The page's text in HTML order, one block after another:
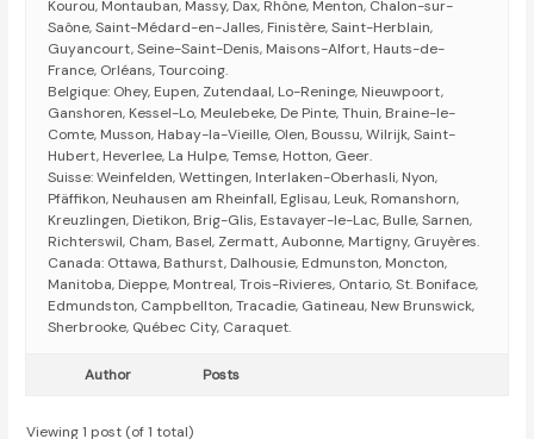
Kourou, Montauban, Massy, Dax, Rhône, Menton, Chalon-sur-
Saône, Saint-Médard-en-Jalles, Finistère, Saint-Herblain,
Guyancourt, Seine-Saint-Denis, Maisons-Alfort, Hauts-de-
France, Orléans, Tourcoing.
Belgique: Ohey, Eupen, Zutendaal, Lo-Reninge, Nieuwpoort,
Ganshoren, Kessel-Lo, Meulebeke, De Pinte, Thuin, Braine-le-
Comte, Musson, Habay-la-Vieille, Olen, Boussu, Wilrijk, Saint-
Hubert, Heverlee, La Hulpe, Temse, Hotton, Geer.
Suisse: Weinfelden, Wettingen, Interlaken-Oberhasli, Nyon,
Pfäffikon, Neuhausen am Rheinfall, Eglisau, Leuk, Romanshorn,
Kreuzlingen, Dietikon, Brig-Glis, Estavayer-le-Lac, Bulle, Sarnen,
Richterswil, Cham, Basel, Zermatt, Aubonne, Martigny, Gruyères.
Canada: Ottawa, Bathurst, Dalhousie, Edmunston, Moncton,
Manitoba, Dieppe, Montreal, Trois-Rivieres, Ontario, St. Boniface,
Edmundston, Campbellton, Tracadie, Gatineau, New Brunswick,
Sherbrooke, Québec City, Caraquet.
Author Posts
Viewing 1 post (of 1 total)